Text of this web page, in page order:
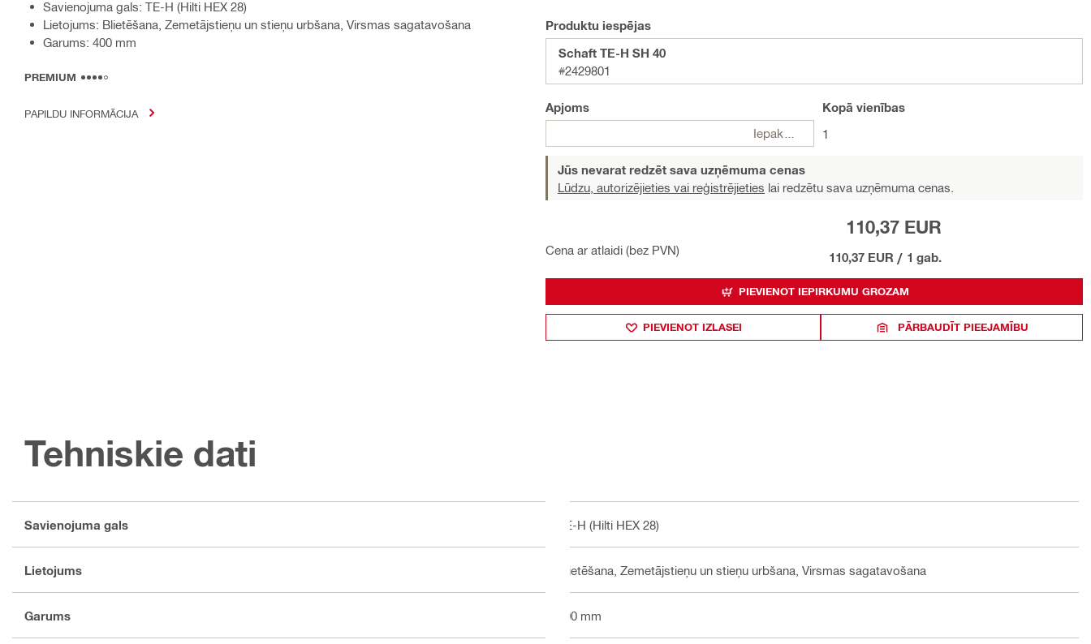
Savienojuma gals: TE-H (Hilti HEX 28)
Lietojums: Blietēšana, Zemetājstieņu un stieņu urbšana, Virsmas sagatavošana
Garums: 400 mm
PREMIUM
PAPILDU INFORMĀCIJA
Produktu iespējas
Schaft TE-H SH 40
#2429801
Apjoms
Iepakojumi
Kopā vienības
1
Jūs nevarat redzēt sava uzņēmuma cenas
Lūdzu, autorizējieties vai reģistrējieties lai redzētu sava uzņēmuma cenas.
Cena ar atlaidi (bez PVN)
110,37 EUR
110,37 EUR / 1 gab.
PIEVIENOT IEPIRKUMU GROZAM
PIEVIENOT IZLASEI PĀRBAUDĪT PIEEJAMĪBU
Tehniskie dati
Savienojuma gals TE-H (Hilti HEX 28)
Lietojums Blietēšana, Zemetājstieņu un stieņu urbšana, Virsmas sagatavošana
Garums 400 mm